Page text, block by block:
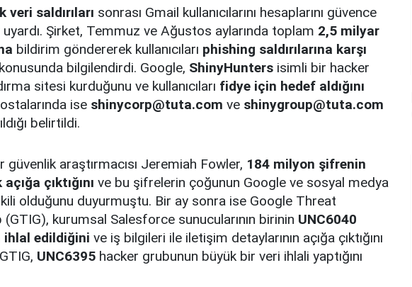
veri saldırıları sonrası Gmail kullanıcılarını hesaplarını güvence
uyardı. Şirket, Temmuz ve Ağustos aylarında toplam 2,5 milyar
bildirim göndererek kullanıcıları phishing saldırılarına karşı
konusunda bilgilendirdi. Google, ShinyHunters isimli bir hacker
sitesi kurduğunu ve kullanıcıları fidye için hedef aldığını
ise shinycorp@tuta.com ve shinygroup@tuta.com
belirtildi.
güvenlik araştırmacısı Jeremiah Fowler, 184 milyon şifrenin
çıktığını ve bu şifrelerin çoğunun Google ve sosyal medya
olduğunu duyurmuştu. Bir ay sonra ise Google Threat
kurumsal Salesforce sunucularının birinin UNC6040
ihlal edildiğini ve iş bilgileri ile iletişim detaylarının açığa çıktığını
UNC6395 hacker grubunun büyük bir veri ihlali yaptığını